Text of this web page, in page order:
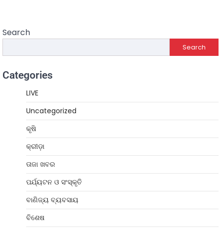
Search
Search
Categories
LIVE
Uncategorized
କୃଷି
କ୍ରୀଡ଼ା
ତାଜା ଖବର
ପର୍ଯ୍ୟଟନ ଓ ସଂସ୍କୃତି
ବାଣିଜ୍ୟ ବ୍ୟବସାୟ
ବିଶେଷ